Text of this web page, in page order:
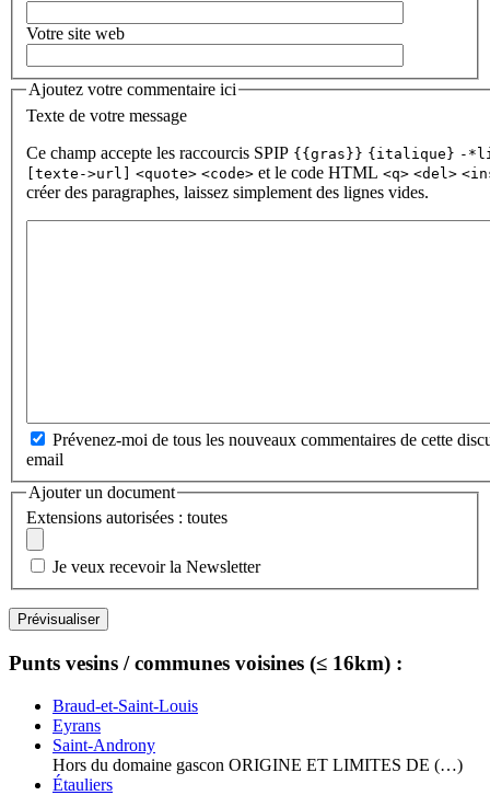
Votre site web
Ajoutez votre commentaire ici
Texte de votre message
Ce champ accepte les raccourcis SPIP {{gras}} {italique} -
[texte->url] <quote> <code> et le code HTML <q> <del>
créer des paragraphes, laissez simplement des lignes vides.
Prévenez-moi de tous les nouveaux commentaires de cette
email
Ajouter un document
Extensions autorisées : toutes
Je veux recevoir la Newsletter
Punts vesins / communes voisines (≤ 16km) :
Braud-et-Saint-Louis
Eyrans
Saint-Androny
Hors du domaine gascon ORIGINE ET LIMITES DE (…)
Étauliers